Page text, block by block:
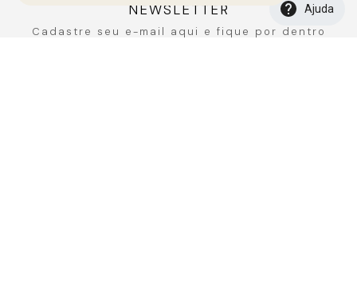
Ajuda
NEWSLETTER
Cadastre seu e-mail aqui e fique por dentro